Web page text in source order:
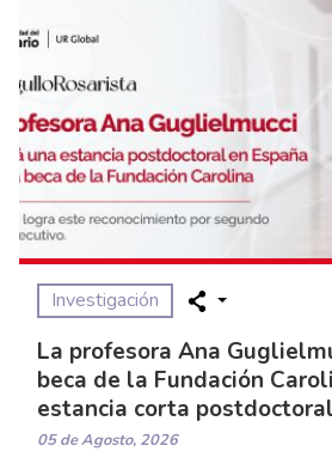
Investigación
La profesora Ana
beca de la Fundación
estancia corta postdoctoral
05 de Agosto, 2026